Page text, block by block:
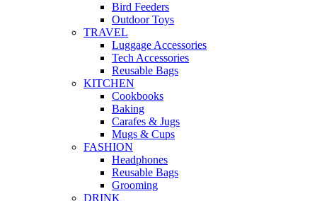
Bird Feeders
Outdoor Toys
TRAVEL
Luggage Accessories
Tech Accessories
Reusable Bags
KITCHEN
Cookbooks
Baking
Carafes & Jugs
Mugs & Cups
FASHION
Headphones
Reusable Bags
Grooming
DRINK